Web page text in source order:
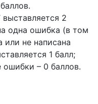
2
одна ошибка (в том
или не написана
1 балл;
– 0 баллов.